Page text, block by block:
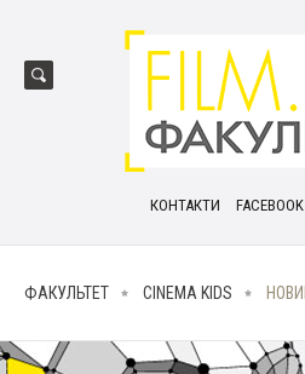
КОНТАКТИ FACEBOOK
ФАКУЛЬТЕТ CINEMA KIDS